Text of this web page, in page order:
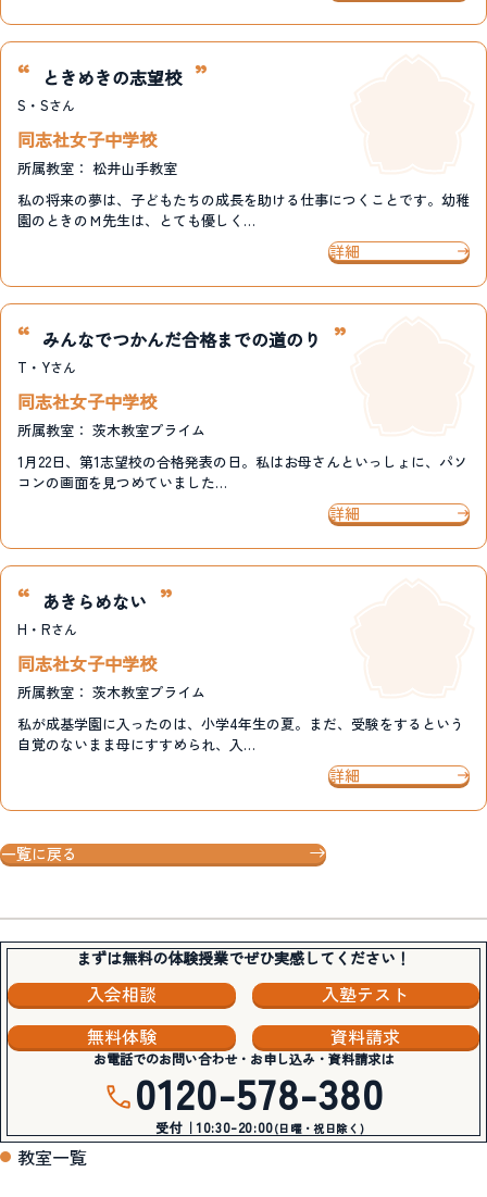
ときめきの志望校
S・Sさん
同志社女子中学校
所属教室： 松井山手教室
私の将来の夢は、子どもたちの成長を助ける仕事につくことです。幼稚
園のときのＭ先生は、とても優しく…
詳細
みんなでつかんだ合格までの道のり
T・Yさん
同志社女子中学校
所属教室： 茨木教室プライム
1月22日、第1志望校の合格発表の日。私はお母さんといっしょに、パソ
コンの画面を見つめていました…
詳細
あきらめない
H・Rさん
同志社女子中学校
所属教室： 茨木教室プライム
私が成基学園に入ったのは、小学4年生の夏。まだ、受験をするという
自覚のないまま母にすすめられ、入…
詳細
一覧に戻る
まずは無料の体験授業でぜひ実感してください！
入会相談
入塾テスト
無料体験
資料請求
お電話でのお問い合わせ・お申し込み・資料請求は
0120-578-380
受付｜10:30-20:00(日曜・祝日除く)
教室一覧